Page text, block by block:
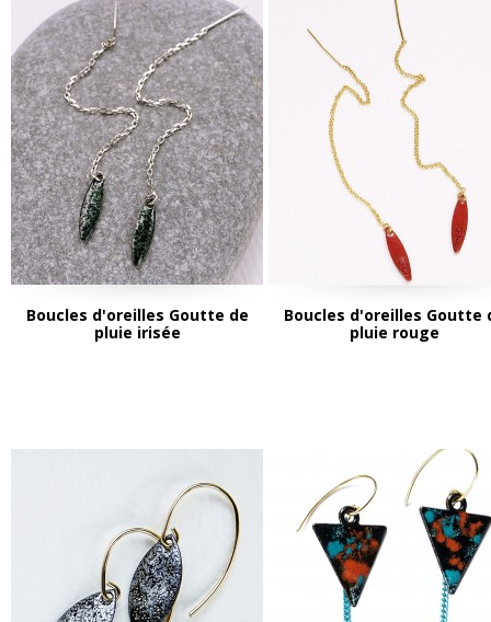
Boucles d'oreilles Goutte de
pluie irisée
Boucles d'oreilles Goutte
pluie rouge